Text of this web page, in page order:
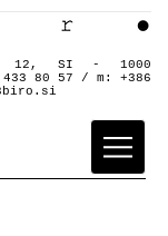
12, SI - 1000
80 57 / m:+386